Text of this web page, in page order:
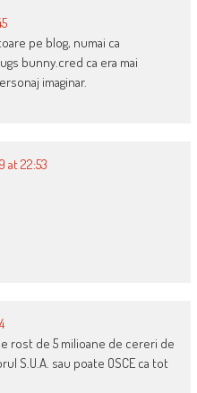
pe blog, numai ca
bunny.cred ca era mai
imaginar.
at 22:53
rost de 5 milioane de cereri de
S.U.A. sau poate OSCE ca tot